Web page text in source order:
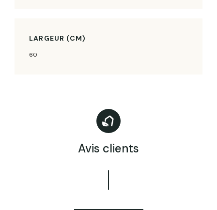
LARGEUR (CM)
60
Avis clients